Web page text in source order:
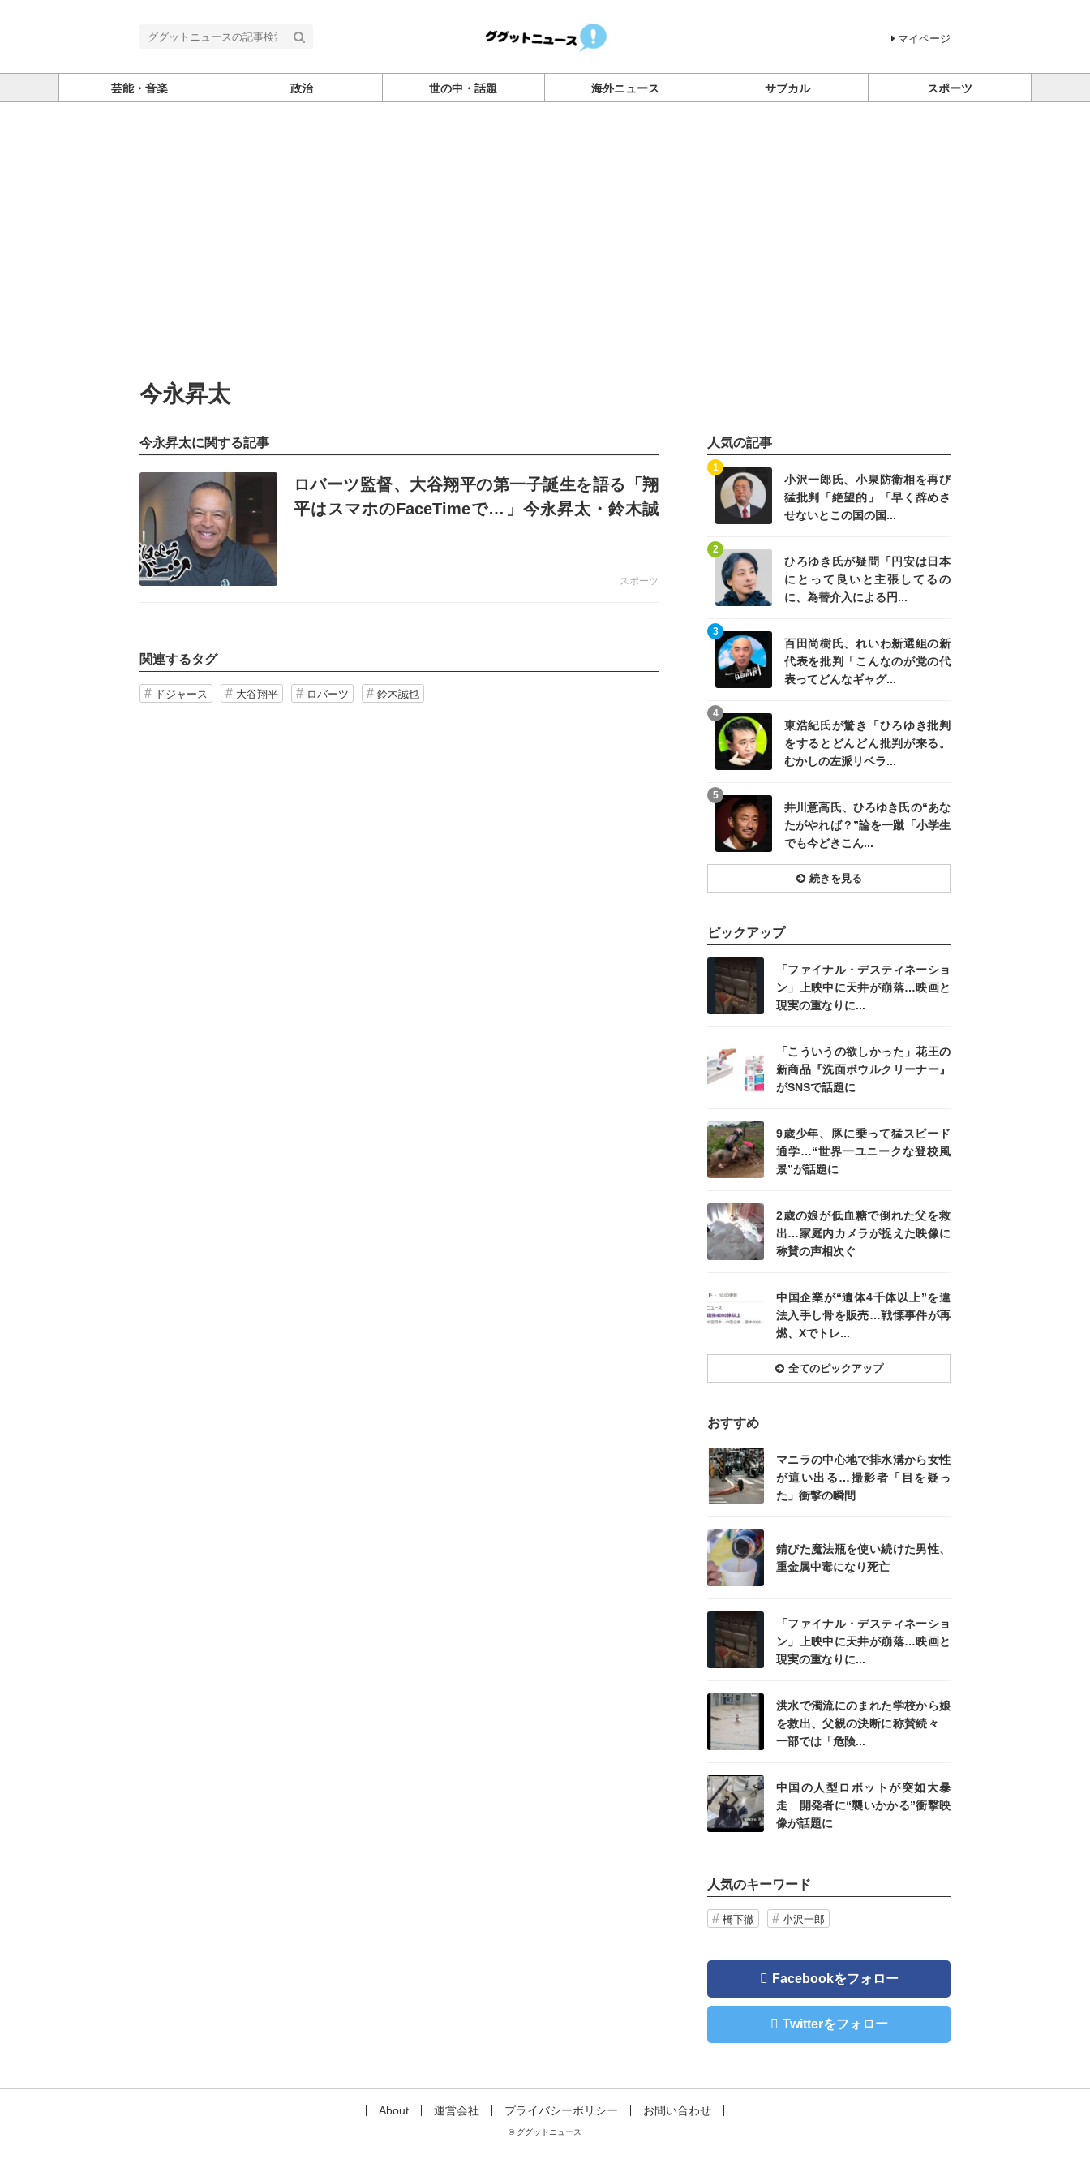
マイページ
芸能・音楽 政治 世の中・話題 海外ニュース サブカル スポーツ
今永昇太
今永昇太に関する記事
ロバーツ監督、大谷翔平の第一子誕生を語る「翔
平はスマホのFaceTimeで…」今永昇太・鈴木誠
スポーツ
関連するタグ
ドジャース 大谷翔平 ロバーツ 鈴木誠也
人気の記事
小沢一郎氏、小泉防衛相を再び
猛批判「絶望的」「早く辞めさ
せないとこの国の国...
1
ひろゆき氏が疑問「円安は日本
にとって良いと主張してるの
に、為替介入による円...
2
百田尚樹氏、れいわ新選組の新
代表を批判「こんなのが党の代
表ってどんなギャグ...
3
東浩紀氏が驚き「ひろゆき批判
をするとどんどん批判が来る。
むかしの左派リベラ...
4
井川意高氏、ひろゆき氏の“あな
たがやれば？”論を一蹴「小学生
でも今どきこん...
5
続きを見る
ピックアップ
「ファイナル・デスティネーショ
ン」上映中に天井が崩落…映画と
現実の重なりに...
「こういうの欲しかった」花王の
新商品『洗面ボウルクリーナー』
がSNSで話題に
9歳少年、豚に乗って猛スピード
通学…“世界一ユニークな登校風
景”が話題に
2歳の娘が低血糖で倒れた父を救
出…家庭内カメラが捉えた映像に
称賛の声相次ぐ
中国企業が“遺体4千体以上”を違
法入手し骨を販売…戦慄事件が再
燃、Xでトレ...
全てのピックアップ
おすすめ
マニラの中心地で排水溝から女性
が這い出る…撮影者「目を疑っ
た」衝撃の瞬間
錆びた魔法瓶を使い続けた男性、
重金属中毒になり死亡
「ファイナル・デスティネーショ
ン」上映中に天井が崩落…映画と
現実の重なりに...
洪水で濁流にのまれた学校から娘
を救出、父親の決断に称賛続々
一部では「危険...
中国の人型ロボットが突如大暴
走 開発者に“襲いかかる”衝撃映
像が話題に
人気のキーワード
橋下徹 小沢一郎
Facebookをフォロー
Twitterをフォロー
About 運営会社 プライバシーポリシー お問い合わせ
© ググットニュース